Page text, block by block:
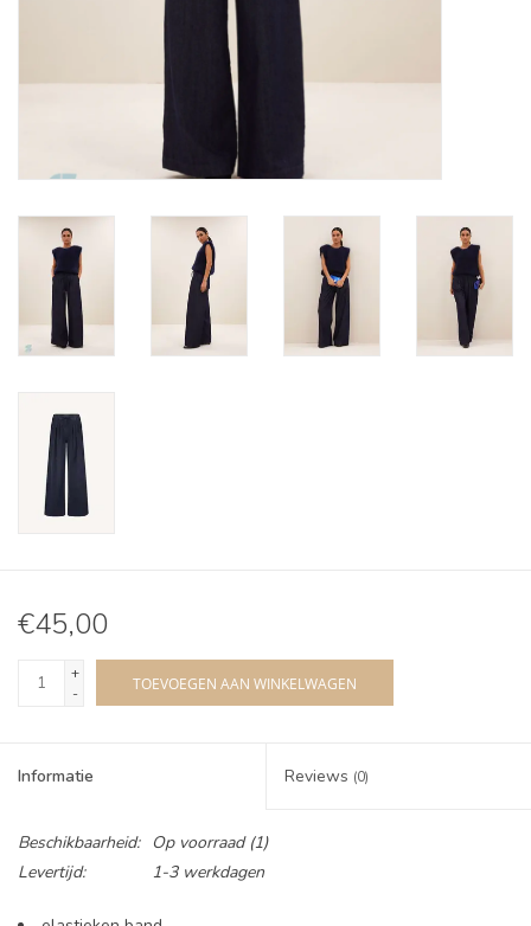
€45,00
+
-
TOEVOEGEN AAN WINKELWAGEN
Informatie Reviews (0)
Beschikbaarheid: Op voorraad(1)
Levertijd:
1-3 werkdagen